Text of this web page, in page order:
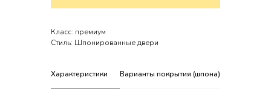
Класс: премиум
Стиль: Шпонированные двери
Характеристики Варианты покрытия (шпона)